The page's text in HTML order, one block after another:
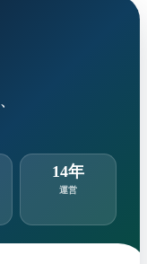
14年
運営